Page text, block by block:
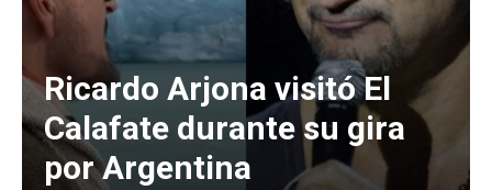
Ricardo Arjona visitó El
Calafate durante su gira
por Argentina